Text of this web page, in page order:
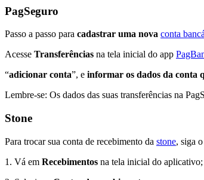
PagSeguro
Passo a passo para cadastrar uma nova conta
Acesse Transferências na tela inicial do app
“adicionar conta”, e informar os dados da conta
Lembre-se: Os dados das suas transferências na
Stone
Para trocar sua conta de recebimento da stone, siga
1. Vá em Recebimentos na tela inicial do aplicativo;